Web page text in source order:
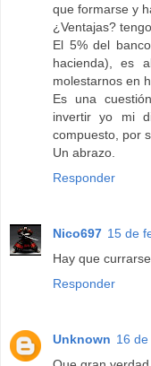
que formarse y
¿Ventajas?
El 5% del
hacienda), es
molestarnos en
Es una
invertir yo mi
compuesto, por
Un abrazo.
Responder
Nico697 15 de
Hay que
Responder
Unknown 16